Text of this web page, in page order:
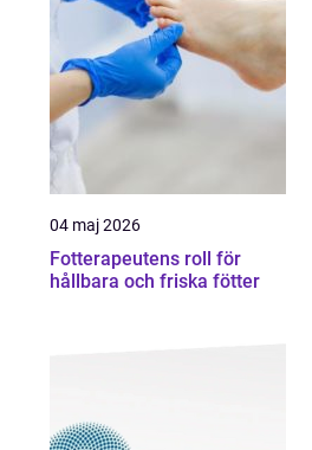
04 maj 2026
Fotterapeutens roll för
hållbara och friska fötter